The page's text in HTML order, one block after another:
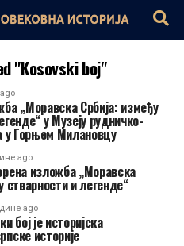
"Kosovski boj"
„Моравска Србија: између
у Музеју рудничко-
у Горњем Милановцу
ago
изложба „Моравска
стварности и легенде“
ago
бој је историјска
историје